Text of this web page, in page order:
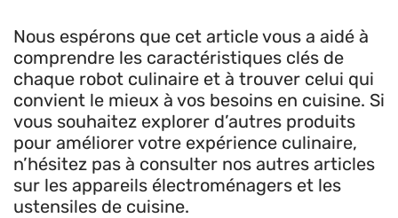
Nous espérons que cet article vous a aidé à
comprendre les caractéristiques clés de
chaque robot culinaire et à trouver celui qui
convient le mieux à vos besoins en cuisine. Si
vous souhaitez explorer d’autres produits
pour améliorer votre expérience culinaire,
n’hésitez pas à consulter nos autres articles
sur les appareils électroménagers et les
ustensiles de cuisine.